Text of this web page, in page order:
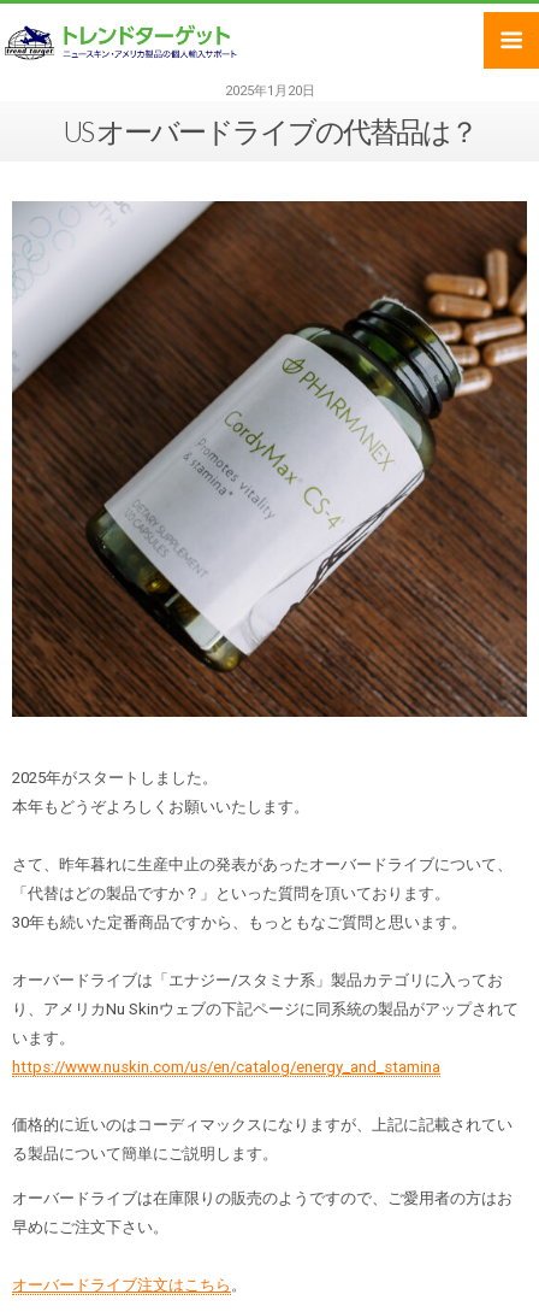
2025年1月20日
US オーバードライブの代替品は？
2025年がスタートしました。
本年もどうぞよろしくお願いいたします。
さて、昨年暮れに生産中止の発表があったオーバードライブについて、
「代替はどの製品ですか？」といった質問を頂いております。
30年も続いた定番商品ですから、もっともなご質問と思います。
オーバードライブは「エナジー/スタミナ系」製品カテゴリに入ってお
り、アメリカNu Skinウェブの下記ページに同系統の製品がアップされて
います。
https://www.nuskin.com/us/en/catalog/energy_and_stamina
価格的に近いのはコーディマックスになりますが、上記に記載されてい
る製品について簡単にご説明します。
オーバードライブは在庫限りの販売のようですので、ご愛用者の方はお
早めにご注文下さい。
オーバードライブ注文はこちら 。